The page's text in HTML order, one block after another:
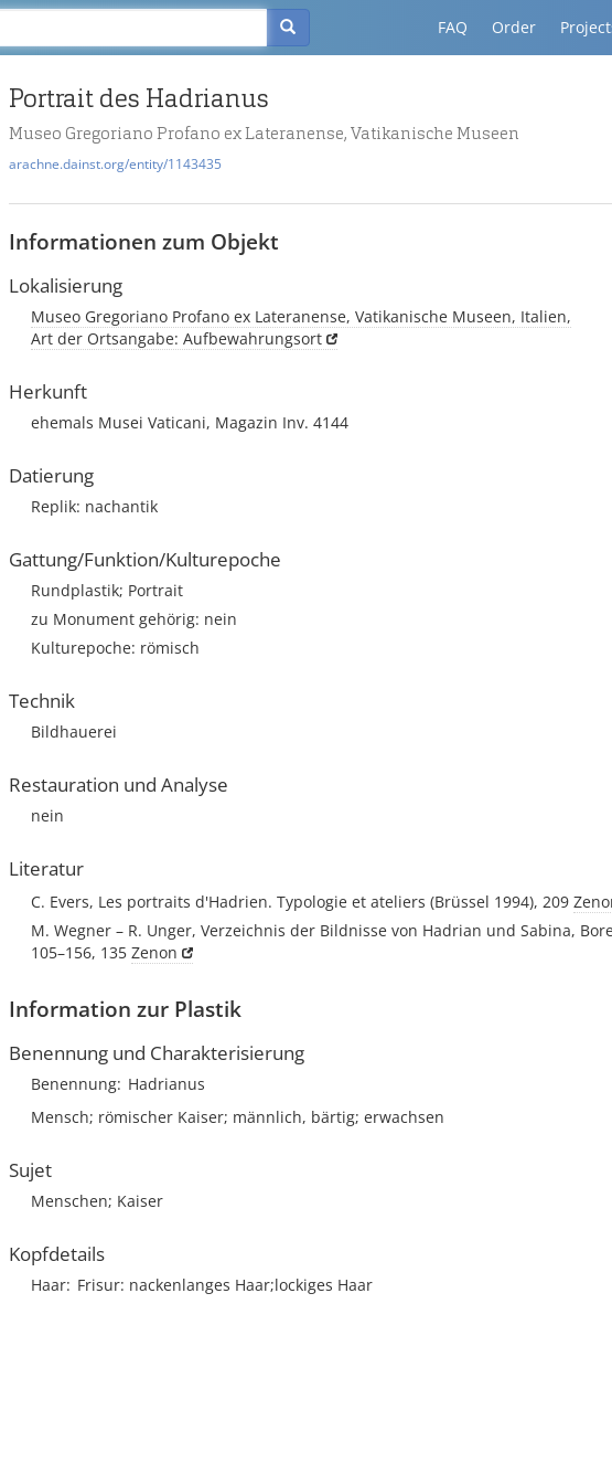
FAQ Order
Portrait des Hadrianus
Museo Gregoriano Profano ex Lateranense, Vatikanische Museen
arachne.dainst.org/entity/1143435
Informationen zum Objekt
Lokalisierung
Museo Gregoriano Profano ex Lateranense, Vatikanische Museen, Italien,
Art der Ortsangabe: Aufbewahrungsort
Herkunft
ehemals Musei Vaticani, Magazin Inv. 4144
Datierung
Replik: nachantik
Gattung/Funktion/Kulturepoche
Rundplastik; Portrait
zu Monument gehörig: nein
Kulturepoche: römisch
Technik
Bildhauerei
Restauration und Analyse
nein
Literatur
C. Evers, Les portraits d'Hadrien. Typologie et ateliers (Brüssel 1994), 209
M. Wegner – R. Unger, Verzeichnis der Bildnisse von Hadrian und Sabina,
105–156, 135 Zenon
Information zur Plastik
Benennung und Charakterisierung
Benennung Hadrianus
Mensch; römischer Kaiser; männlich, bärtig; erwachsen
Sujet
Menschen; Kaiser
Kopfdetails
Haar Frisur nackenlanges Haar;lockiges Haar